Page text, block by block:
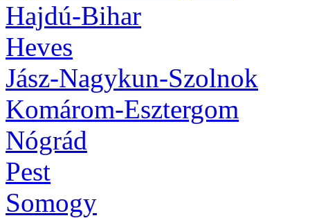
Hajdú-Bihar
Heves
Jász-Nagykun-Szolnok
Komárom-Esztergom
Nógrád
Pest
Somogy